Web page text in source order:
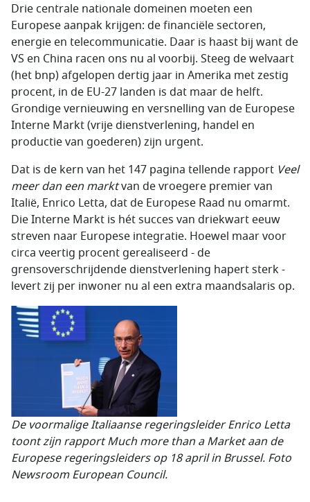
Drie centrale nationale domeinen moeten een
Europese aanpak krijgen: de financiële sectoren,
energie en telecommunicatie. Daar is haast bij want de
VS en China racen ons nu al voorbij. Steeg de welvaart
(het bnp) afgelopen dertig jaar in Amerika met zestig
procent, in de EU-27 landen is dat maar de helft.
Grondige vernieuwing en versnelling van de Europese
Interne Markt (vrije dienstverlening, handel en
productie van goederen) zijn urgent.
Dat is de kern van het 147 pagina tellende rapport Veel
meer dan een marktvan de vroegere premier van
Italië, Enrico Letta, dat de Europese Raad nu omarmt.
Die Interne Markt is hét succes van driekwart eeuw
streven naar Europese integratie. Hoewel maar voor
circa veertig procent gerealiseerd - de
grensoverschrijdende dienstverlening hapert sterk -
levert zij per inwoner nu al een extra maandsalaris op.
De voormalige Italiaanse regeringsleider Enrico Letta
toont zijn rapport Much more than a Market aan de
Europese regeringsleiders op 18 april in Brussel. Foto
Newsroom European Council.